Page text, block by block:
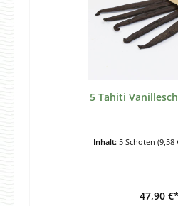
5 Tahiti
Inhalt: 5 Schoten (9,58
47,90 €*